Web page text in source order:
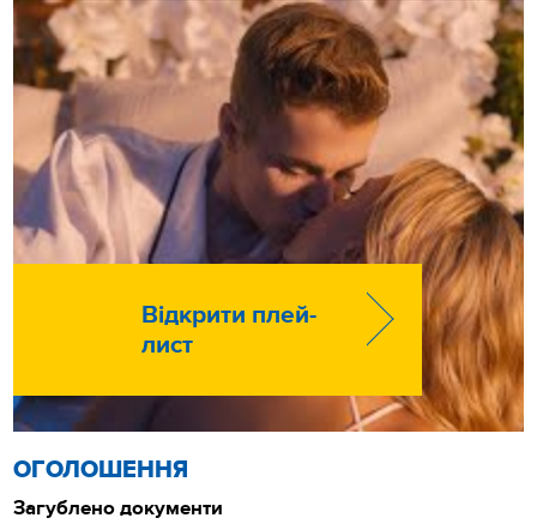
Відкрити плей-
лист
ОГОЛОШЕННЯ
Загублено документи